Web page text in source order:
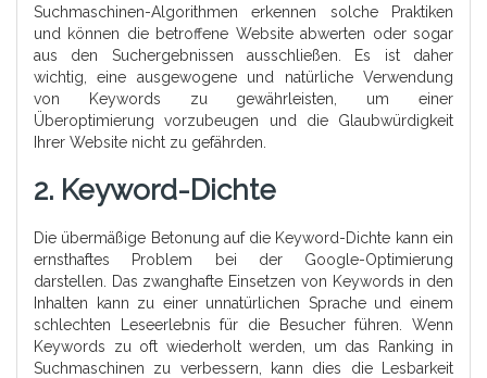
Suchmaschinen-Algorithmen erkennen solche Praktiken
und können die betroffene Website abwerten oder sogar
aus den Suchergebnissen ausschließen. Es ist daher
wichtig, eine ausgewogene und natürliche Verwendung
von Keywords zu gewährleisten, um einer
Überoptimierung vorzubeugen und die Glaubwürdigkeit
Ihrer Website nicht zu gefährden.
2. Keyword-Dichte
Die übermäßige Betonung auf die Keyword-Dichte kann ein
ernsthaftes Problem bei der Google-Optimierung
darstellen. Das zwanghafte Einsetzen von Keywords in den
Inhalten kann zu einer unnatürlichen Sprache und einem
schlechten Leseerlebnis für die Besucher führen. Wenn
Keywords zu oft wiederholt werden, um das Ranking in
Suchmaschinen zu verbessern, kann dies die Lesbarkeit